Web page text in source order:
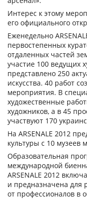
Интерес к этому
его официального
Еженедельно
первостепенных
отдаленных частей
участие 100 ведущих
представлено 250
искусства. 40 работ
мероприятия. В
художественные
художников, а в 45
участвуют 170
На ARSENALE 2012
культуры с 10 музеев
Образовательная
международной
ARSENALE 2012
и предназначена
от профессионалов в